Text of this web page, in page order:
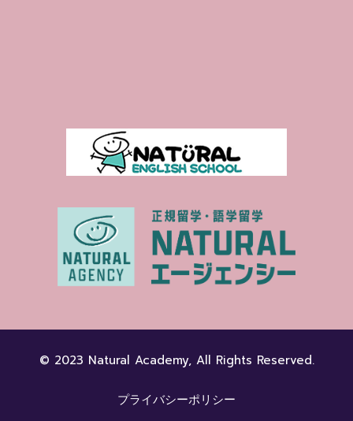
© 2023 Natural Academy, All Rights Reserved.
プライバシーポリシー